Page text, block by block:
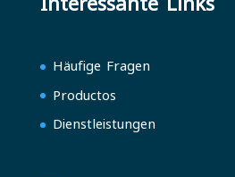
Häufige Fragen
Productos
Dienstleistungen